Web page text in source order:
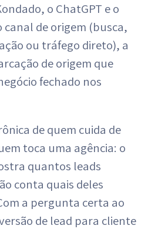
o ChatGPT e o
canal de origem (busca,
ou tráfego direto), a
de origem que
fechado nos
de quem cuida de
toca uma agência: o
quantos leads
conta quais deles
a pergunta certa ao
de lead para cliente